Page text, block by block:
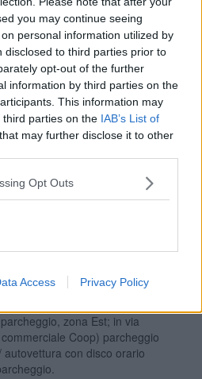
you may continue seeing
personal information utilized by
disclosed to third parties prior to
opt-out of the further
information by third parties on the
This information may
parties on the IAB’s List of
that may further disclose it to other
Opt Outs
Access Privacy Policy
previste dalla normativa per lo
del Comune di Rosignano
con l’ordinanza numero 147
sullavia Aurelia a Caletta/Botro
riservati ai camper, di cui a seguire
di Pietrabianca, in un tratto di 80
alla spiaggia posto a sud
Sestante”. Dal 16 settembre al 31
/ Champigny sur Marne / Donizetti,
est, compreso tra l'attraversamento
delle 4 Repubbliche Marinare
zona Est; in via
Coop) parcheggio
con disco orario